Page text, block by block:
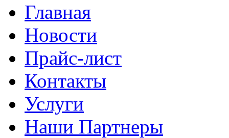
Главная
Новости
Прайс-лист
Контакты
Услуги
Наши Партнеры